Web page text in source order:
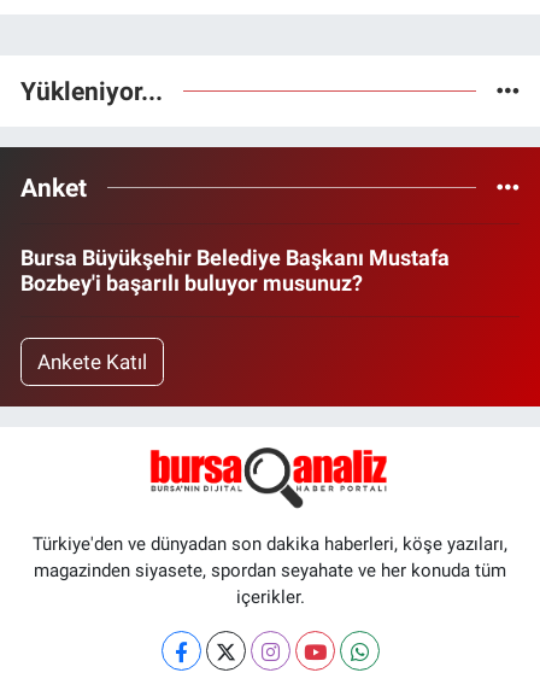
Yükleniyor...
Anket
Bursa Büyükşehir Belediye Başkanı Mustafa
Bozbey'i başarılı buluyor musunuz?
Ankete Katıl
Türkiye'den ve dünyadan son dakika haberleri, köşe yazıları,
magazinden siyasete, spordan seyahate ve her konuda tüm
içerikler.